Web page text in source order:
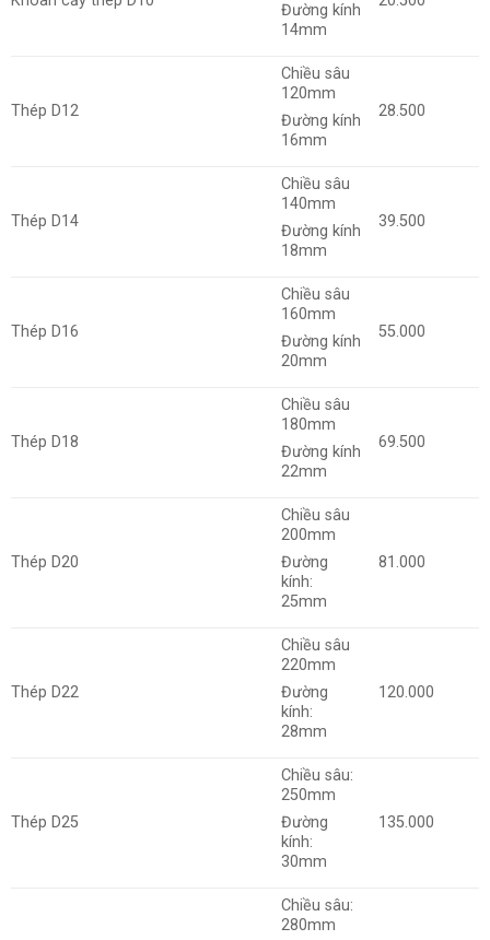
Đường kính
14mm
Thép D12
Chiều sâu
120mm
Đường kính
16mm
28.500
Thép D14
Chiều sâu
140mm
Đường kính
18mm
39.500
Thép D16
Chiều sâu
160mm
Đường kính
20mm
55.000
Thép D18
Chiều sâu
180mm
Đường kính
22mm
69.500
Thép D20
Chiều sâu
200mm
Đường
kính:
25mm
81.000
Thép D22
Chiều sâu
220mm
Đường
kính:
28mm
120.000
Thép D25
Chiều sâu:
250mm
Đường
kính:
30mm
135.000
Chiều sâu:
280mm